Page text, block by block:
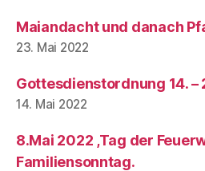
Maiandacht und danach
23. Mai 2022
Gottesdienstordnung 14. –
14. Mai 2022
8.Mai 2022 ,Tag der
Familiensonntag.